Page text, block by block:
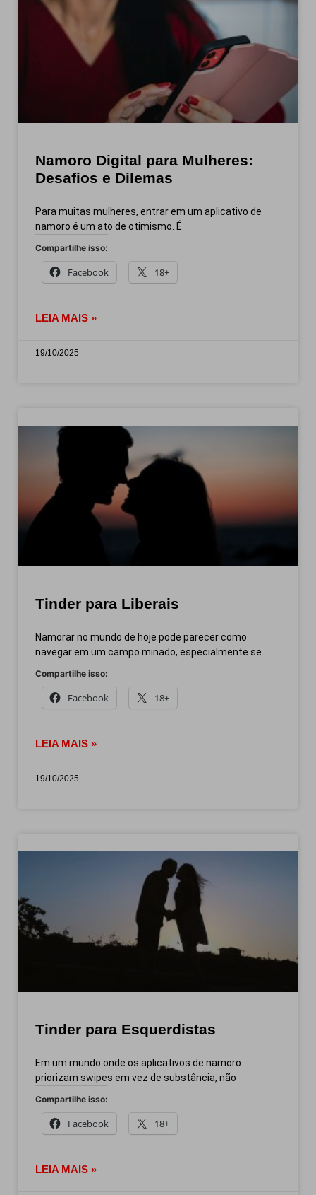
Namoro Digital para Mulheres:
Desafios e Dilemas
Para muitas mulheres, entrar em um aplicativo de
namoro é um ato de otimismo. É
Compartilhe isso:
Facebook 18+
LEIA MAIS »
19/10/2025
Tinder para Liberais
Namorar no mundo de hoje pode parecer como
navegar em um campo minado, especialmente se
Compartilhe isso:
Facebook 18+
LEIA MAIS »
19/10/2025
Tinder para Esquerdistas
Em um mundo onde os aplicativos de namoro
priorizam swipes em vez de substância, não
Compartilhe isso:
Facebook 18+
LEIA MAIS »